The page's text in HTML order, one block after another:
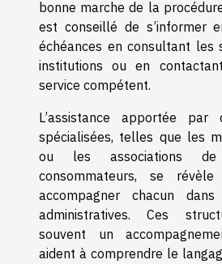
bonne marche de la
est conseillé de s’informer
échéances en consultant les
institutions ou en
service compétent.
L’assistance apportée par
spécialisées, telles que les
ou les associations
consommateurs, se
accompagner chacun
administratives. Ces
souvent un
aident à comprendre le